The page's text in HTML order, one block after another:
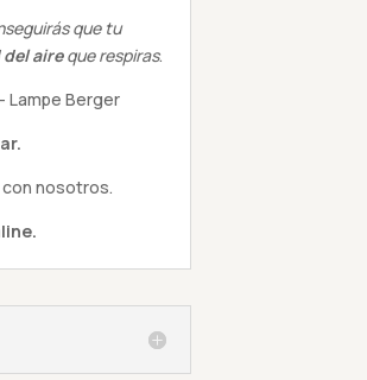
que tu
aireque respiras.
Lampe Berger
nosotros.